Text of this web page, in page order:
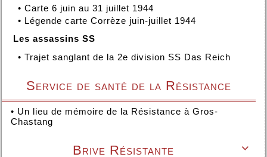
• Carte 6 juin au 31 juillet 1944
• Légende carte Corrèze juin-juillet 1944
Les assassins SS
• Trajet sanglant de la 2e division SS Das Reich
Service de santé de la Résistance
• Un lieu de mémoire de la Résistance à Gros-
Chastang

Brive Résistante